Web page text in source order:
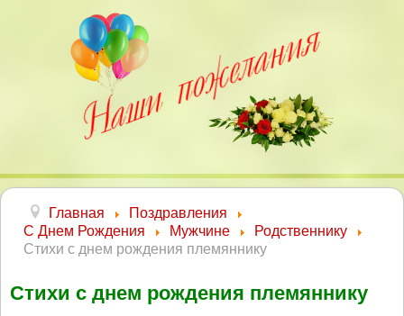
Главная
Поздравления
С Днем Рождения
Мужчине
Родственнику
Стихи с днем рождения племяннику
Стихи с днем рождения племяннику